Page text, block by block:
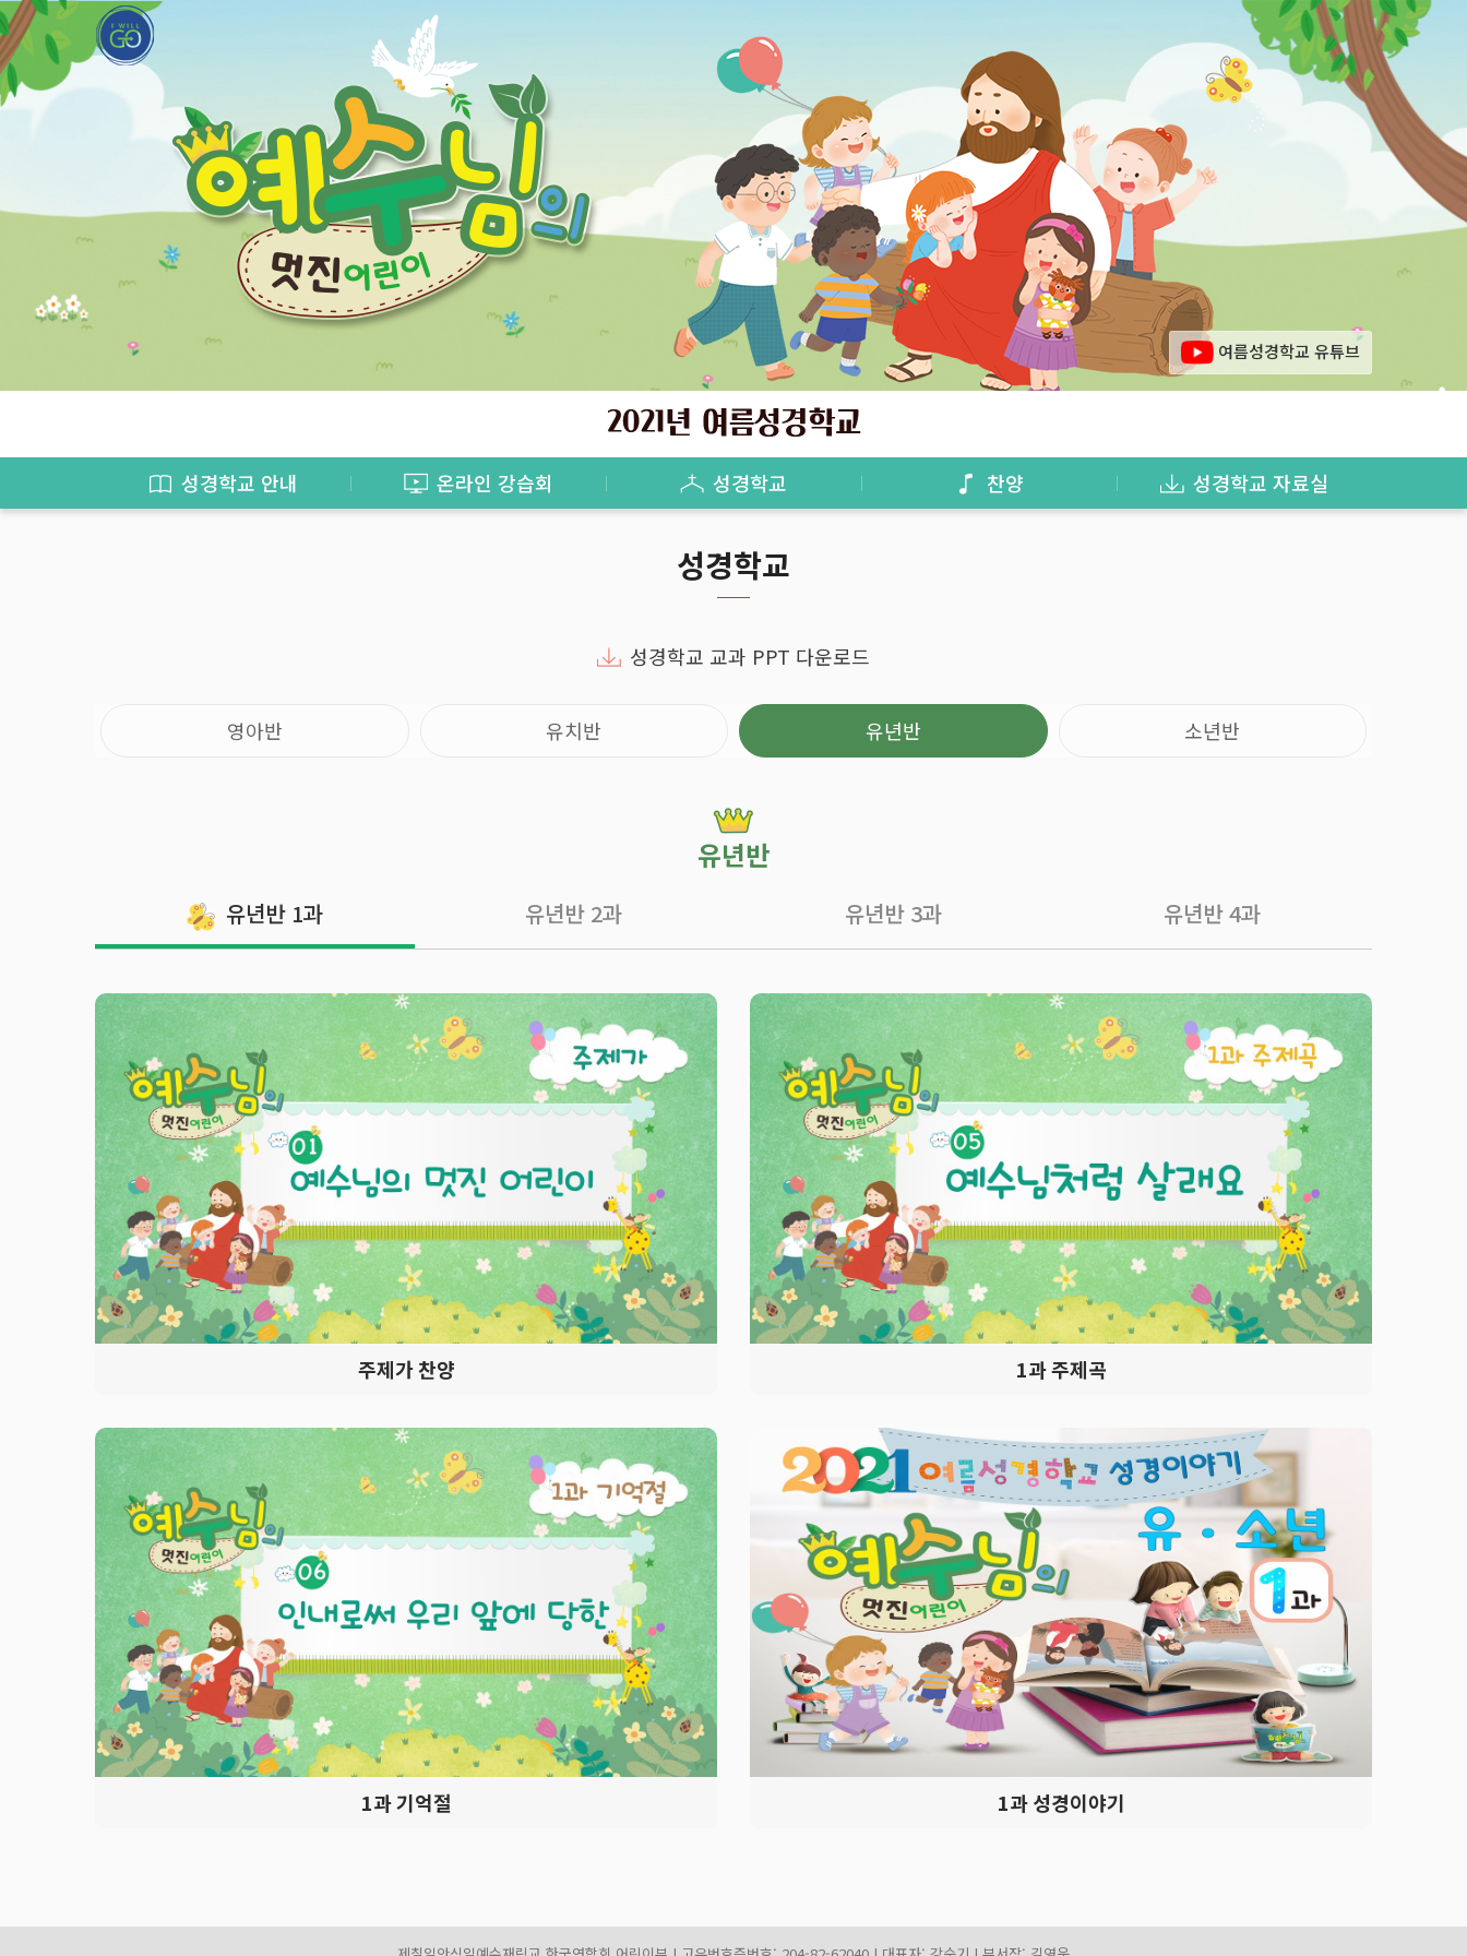
여름성경학교유튜브
성경학교 안내 온라인 강습회 성경학교 찬양 성경학교 자료실
성경학교
성경학교 교과 PPT 다운로드
영아반 유치반 유년반 소년반
유년반
유년반 1과 유년반 2과 유년반 3과 유년반 4과
주제가 찬양 1과 주제곡
1과 기억절 1과 성경이야기